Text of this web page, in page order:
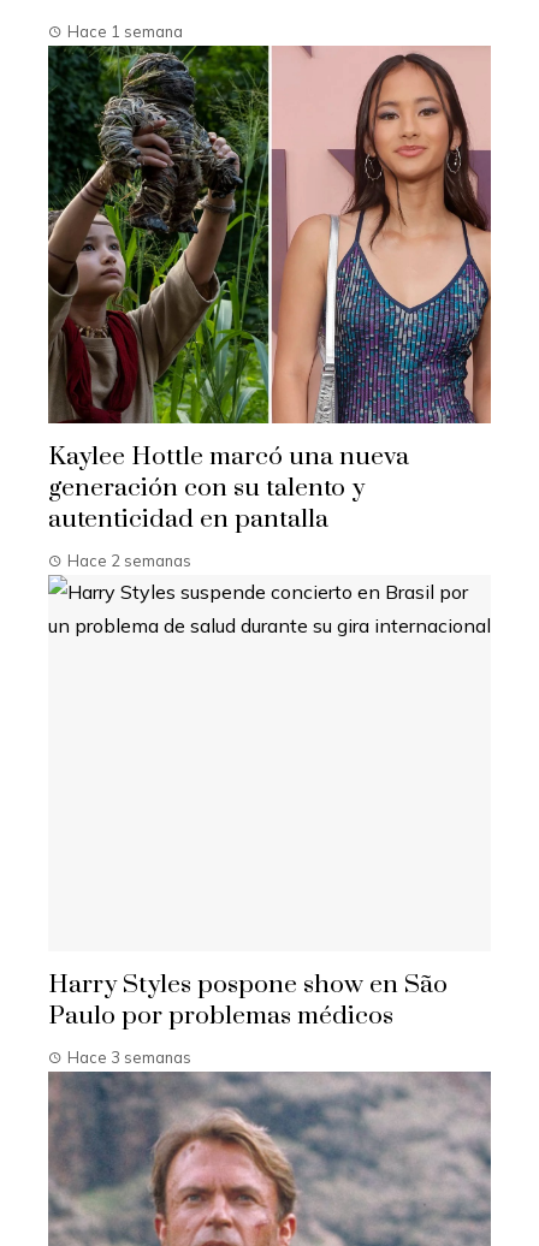
Hace 1 semana
Kaylee Hottle marcó una nueva
generación con su talento y
autenticidad en pantalla
Hace 2 semanas
Harry Styles pospone show en São
Paulo por problemas médicos
Hace 3 semanas